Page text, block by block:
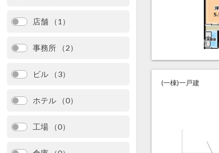
店舗 （1）
事務所 （2）
ビル （3）
ホテル （0）
工場 （0）
(一棟)一戸建